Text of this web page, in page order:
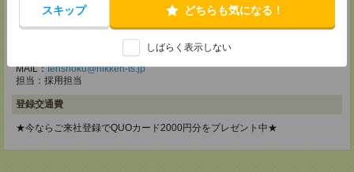
スキップ どちらも気になる！
しばらく表示しない
メディカルケア事業部 横浜オフィス
神奈川県横浜市保土ケ谷区神戸町134 横浜ビジネスパークサウスタワー
MAIL：tenshoku@nikken-ts.jp
担当：採用担当
登録交通費
★今ならご来社登録でQUOカード2000円分をプレゼント中★